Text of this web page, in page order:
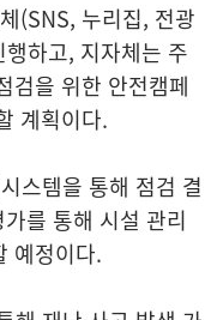
(SNS, 누리집, 전광
하고, 지자체는 주
검을 위한 안전캠페
계획이다.
스템을 통해 점검 결
를 통해 시설 관리
예정이다.